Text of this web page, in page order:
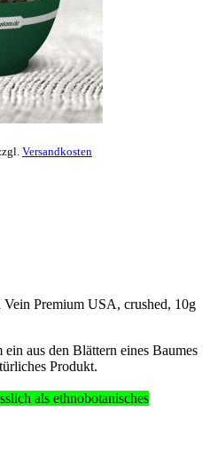
Versandkosten
Vein Premium USA, crushed, 10g
aus den Blättern eines Baumes
Produkt.
als ethnobotanisches